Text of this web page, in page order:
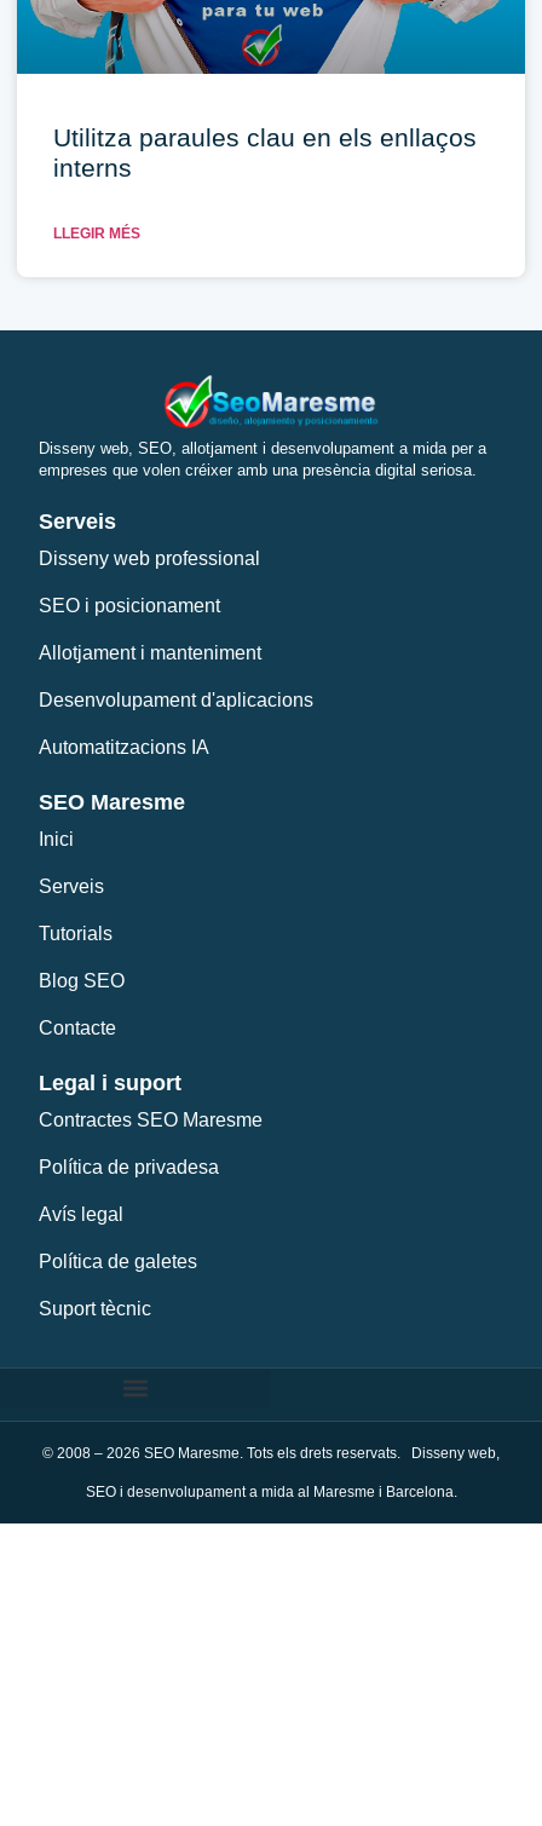
Utilitza paraules clau en els enllaços
interns
LLEGIR MÉS
Disseny web, SEO, allotjament i desenvolupament a mida per a
empreses que volen créixer amb una presència digital seriosa.
Serveis
Disseny web professional
SEO i posicionament
Allotjament i manteniment
Desenvolupament d'aplicacions
Automatitzacions IA
SEO Maresme
Inici
Serveis
Tutorials
Blog SEO
Contacte
Legal i suport
Contractes SEO Maresme
Política de privadesa
Avís legal
Política de galetes
Suport tècnic
© 2008 – 2026 SEO Maresme. Tots els drets reservats. Disseny web,
SEO i desenvolupament a mida al Maresme i Barcelona.